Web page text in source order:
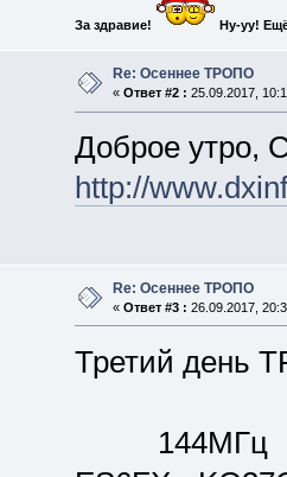
За здравие! Ну-уу!
Re: Осеннее ТРОПО
« Ответ #2 : 25.09.2017,
Доброе утро,
http://
Re: Осеннее ТРОПО
« Ответ #3 : 26.09.2017,
Третий день
144МГц